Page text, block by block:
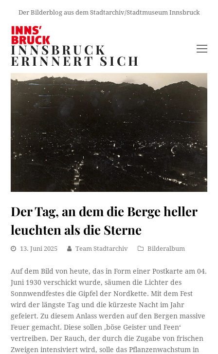
Der Bilderblog aus dem Stadtarchiv/Stadtmuseum Innsbruck
INNSBRUCK
ERINNERT SICH
Der Tag, an dem die Berge heller
leuchten als die Sterne
13. Juni 2025 Team Stadtarchiv Bilderalbum
Auf dem Bild von heute, das in Form einer Postkarte am 04.
Juni 1930 verschickt wurde, säumen die Lichter des
Sonnwendfestes die Gipfel der Nordkette. Mit dem Fest
wird der längste Tag und die kürzeste Nacht im Jahr
gefeiert. Zu diesem Anlass werden auf den Bergen massive
Feuer gemacht. Diese sollen ‚böse Geister und Feen‘
vertreiben. Der Rauch, der durch die Zugabe von frischen
Zweigen intensiviert wird, solle das Pflanzenwachstum in